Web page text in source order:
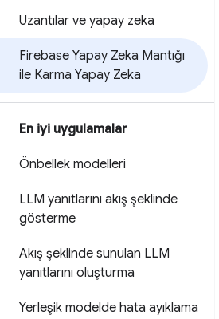
Uzantılar ve yapay zeka
Firebase Yapay Zeka Mantığı
ile Karma Yapay Zeka
En iyi uygulamalar
Önbellek modelleri
LLM yanıtlarını akış şeklinde
gösterme
Akış şeklinde sunulan LLM
yanıtlarını oluşturma
Yerleşik modelde hata ayıklama